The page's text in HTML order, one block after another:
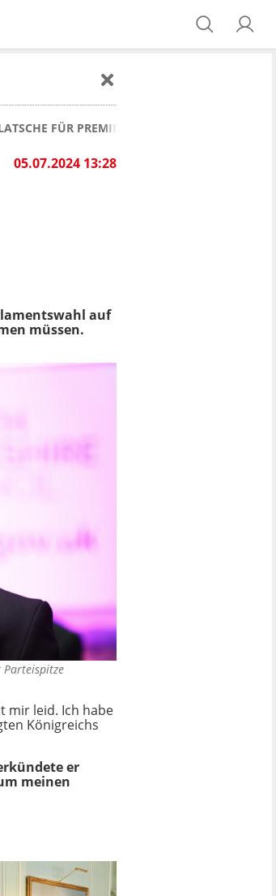
FÜR PREMIERMINISTER SUNAK
05.07.2024 13:28
auf
müssen.
Parteispitze
mir leid. Ich habe
Königreichs
er
meinen